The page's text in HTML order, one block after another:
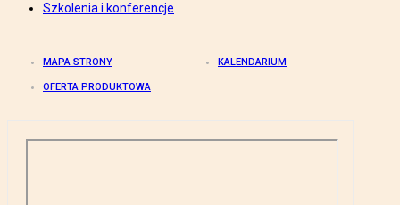
Szkolenia i konferencje
MAPA STRONY KALENDARIUM
OFERTA PRODUKTOWA